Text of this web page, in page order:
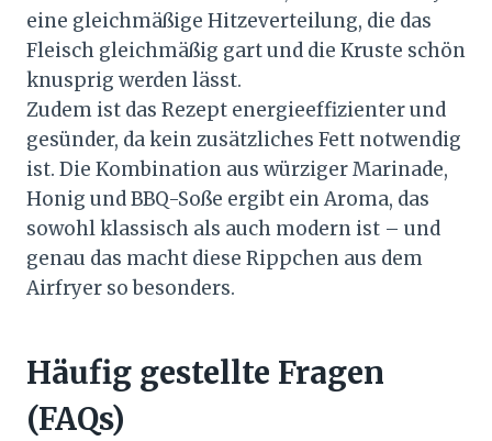
eine gleichmäßige Hitzeverteilung, die das
Fleisch gleichmäßig gart und die Kruste schön
knusprig werden lässt.
Zudem ist das Rezept energieeffizienter und
gesünder, da kein zusätzliches Fett notwendig
ist. Die Kombination aus würziger Marinade,
Honig und BBQ-Soße ergibt ein Aroma, das
sowohl klassisch als auch modern ist – und
genau das macht diese Rippchen aus dem
Airfryer so besonders.
Häufig gestellte Fragen
(FAQs)